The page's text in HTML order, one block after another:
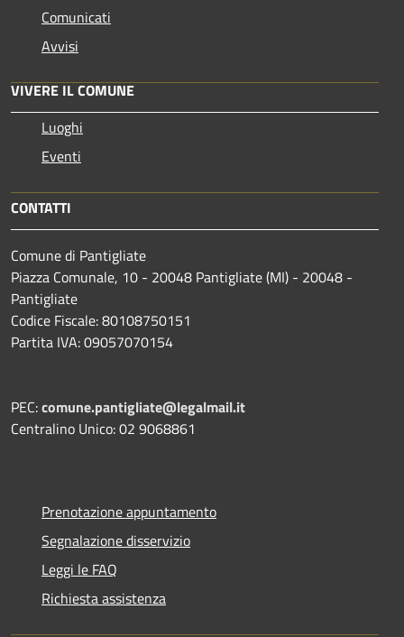
Comunicati
Avvisi
VIVERE IL COMUNE
Luoghi
Eventi
CONTATTI
Comune di Pantigliate
Piazza Comunale, 10 - 20048 Pantigliate (MI) - 20048 -
Pantigliate
Codice Fiscale: 80108750151
Partita IVA: 09057070154
PEC:comune.pantigliate@legalmail.it
Centralino Unico: 02 9068861
Prenotazione appuntamento
Segnalazione disservizio
Leggi le FAQ
Richiesta assistenza